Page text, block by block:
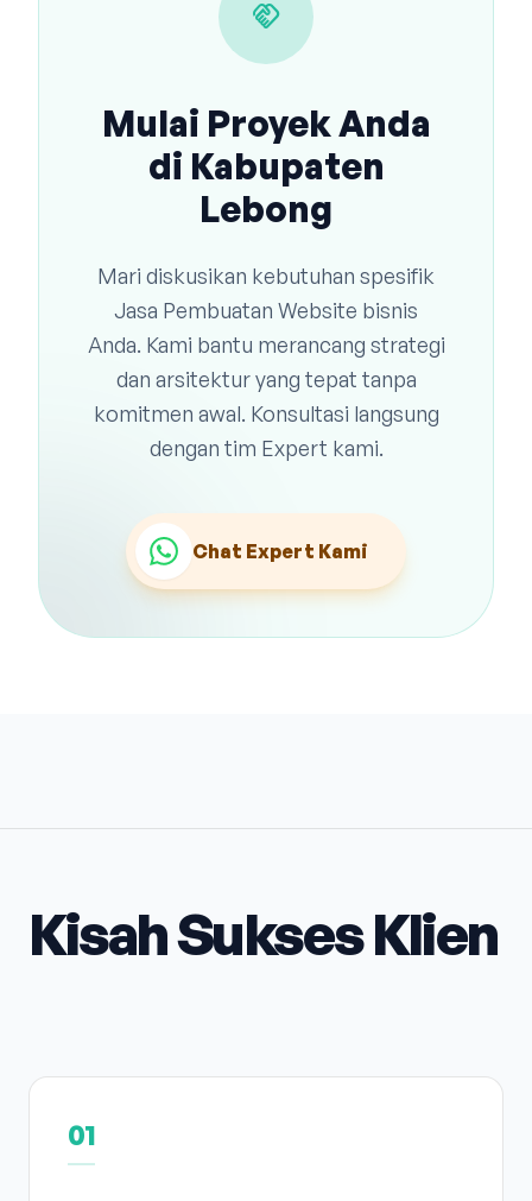
handshake
Mulai Proyek Anda
di Kabupaten
Lebong
Mari diskusikan kebutuhan spesifik
Jasa Pembuatan Website bisnis
Anda. Kami bantu merancang strategi
dan arsitektur yang tepat tanpa
komitmen awal. Konsultasi langsung
dengan tim Expert kami.
Chat Expert Kami
Kisah Sukses Klien
01